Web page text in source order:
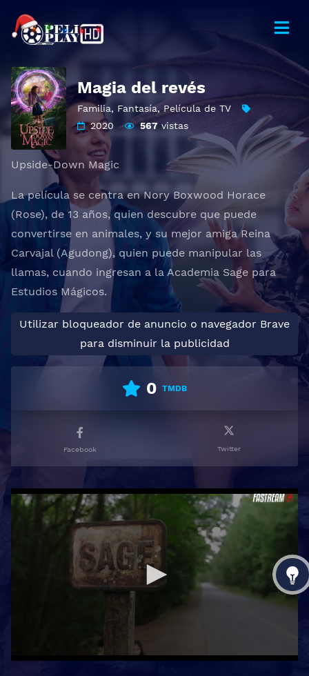
Magia del revés
Familia, Fantasía, Película de TV
2020
567 vistas
Upside-Down Magic
La película se centra en Nory Boxwood Horace
(Rose), de 13 años, quien descubre que puede
convertirse en animales, y su mejor amiga Reina
Carvajal (Agudong), quien puede manipular las
llamas, cuando ingresan a la Academia Sage para
Estudios Mágicos.
Utilizar bloqueador de anuncio o navegador Brave
para disminuir la publicidad
0 TMDB
Facebook Twitter